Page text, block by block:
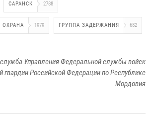
САРАНСК 2788
ОХРАНА 1979 ГРУППА ЗАДЕРЖАНИЯ 682
Управления Федеральной службы войск
гвардии Российской Федерации по Республике
Мордовия